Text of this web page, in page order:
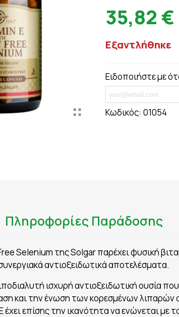
ΤΑΤΟΥΑΖ
ΑΝΤΙΦΛΕΓΜΟΝΩΔΗ
ΑΠΟΤΟΞΙΝΩΣΗ
ΑΠΟΤΟΞΙΝΩΣΗ ΣΥΚΩΤΙΟΥ
ΑΡΘΡΙΤΙΔΑ
ΑΣΦΑΛΕΣ ΜΑΥΡΙΣΜΑ
ΑΦΥΔΑΤΩΣΗ
ΒΗΧΑΣ/ ΛΟΙΜΩΞΕΙΣ/ ΙΩΣΕΙΣ
ΓΑΣΤΡΕΝΤΕΡΙΚΟ
ΔΙΑΒΗΤΗΣ
35,82 €
Εξαντλήθηκε
Ειδοποιήστε με
Κωδικός: 01054
Πληροφορίες Παράδοσης
Selenium της Solgar παρέχει φυσική
αντιοξειδωτικά αποτελέσματα.
ισχυρή αντιοξειδωτική
και την ένωση των κορεσμένων λιπαρών
έχει επίσης την ικανότητα να ενώνεται